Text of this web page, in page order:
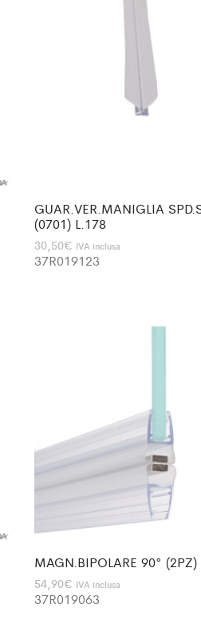
GUAR.VER.MANIGLIA
(0701) L.178
30,50€ IVA inclusa
37R019123
MAGN.BIPOLARE 90°
54,90€ IVA inclusa
37R019063